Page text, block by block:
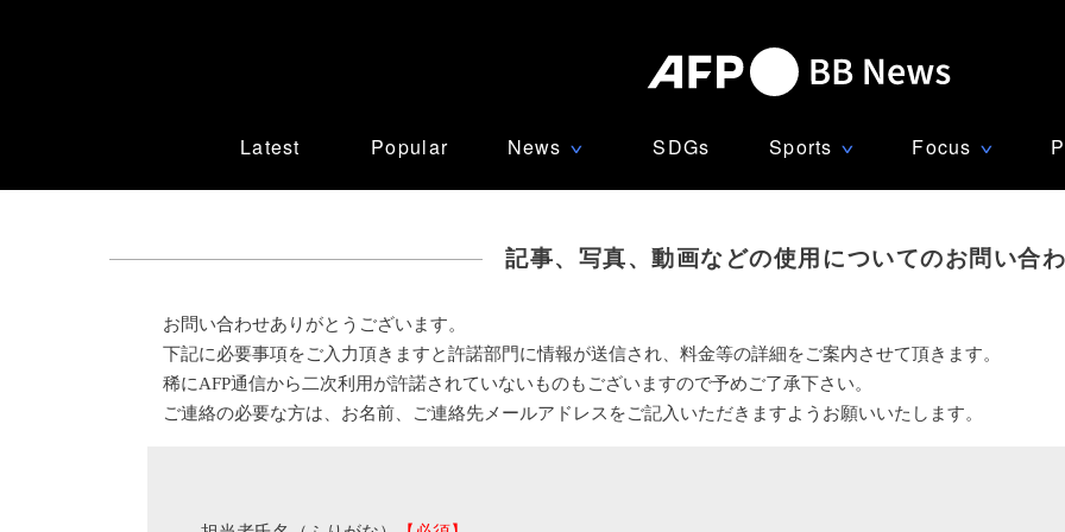
Latest Popular News ∨ SDGs Sports ∨ Focus ∨
記事、写真、動画などの使用についてのお問い合
お問い合わせありがとうございます。
下記に必要事項をご入力頂きますと許諾部門に情報が送信され、料金等の詳細をご案内させて頂きます。
稀にAFP通信から二次利用が許諾されていないものもございますので予めご了承下さい。
ご連絡の必要な方は、お名前、ご連絡先メールアドレスをご記入いただきますようお願いいたします。